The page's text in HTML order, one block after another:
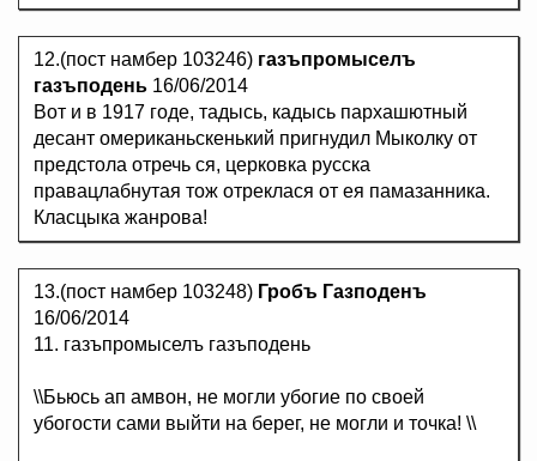
12.(пост намбер 103246) газъпромыселъ
газъподень 16/06/2014
Вот и в 1917 годе, тадысь, кадысь пархашютный
десант омериканьскенький пригнудил Мыколку от
предстола отречь ся, церковка русска
правацлабнутая тож отреклася от ея памазанника.
Класцыка жанрова!
13.(пост намбер 103248) Гробъ Газподенъ
16/06/2014
11. газъпромыселъ газъподень
\\Бьюсь ап амвон, не могли убогие по своей
убогости сами выйти на берег, не могли и точка! \\